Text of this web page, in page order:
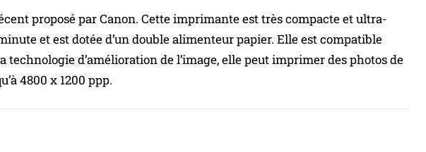
proposé par Canon. Cette imprimante est très compacte et ultra-
et est dotée d’un double alimenteur papier. Elle est compatible
technologie d’amélioration de l’image, elle peut imprimer des photos de
4800 x 1200 ppp.